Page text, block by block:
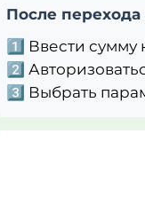
После
1️⃣ Ввести сумму
2️⃣
3️⃣ Выбрать